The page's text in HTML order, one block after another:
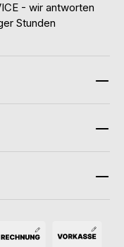
- wir antworten
Stunden